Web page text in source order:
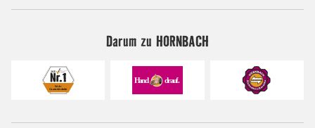
Darum zu HORNBACH